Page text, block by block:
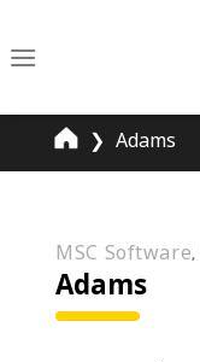
to
content
❯ Adams
MSC Software,
Adams